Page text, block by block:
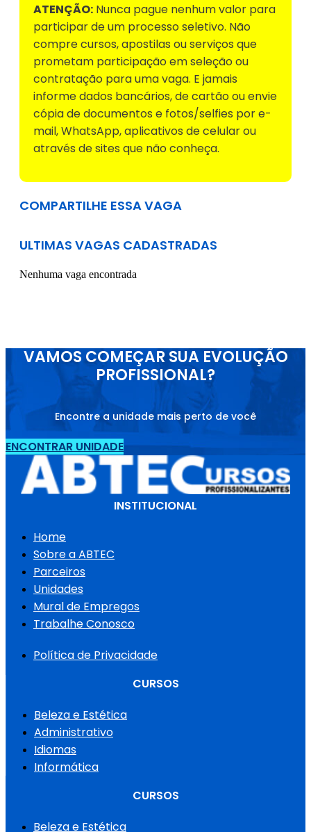
ATENÇÃO: Nunca pague nenhum valor para
participar de um processo seletivo. Não
compre cursos, apostilas ou serviços que
prometam participação em seleção ou
contratação para uma vaga. E jamais
informe dados bancários, de cartão ou envie
cópia de documentos e fotos/selfies por e-
mail, WhatsApp, aplicativos de celular ou
através de sites que não conheça.
COMPARTILHE ESSA VAGA
ULTIMAS VAGAS CADASTRADAS
Nenhuma vaga encontrada
VAMOS COMEÇAR SUA EVOLUÇÃO
PROFISSIONAL?
Encontre a unidade mais perto de você
ENCONTRAR UNIDADE
INSTITUCIONAL
Home
Sobre a ABTEC
Parceiros
Unidades
Mural de Empregos
Trabalhe Conosco
Política de Privacidade
CURSOS
Beleza e Estética
Administrativo
Idiomas
Informática
CURSOS
Beleza e Estética